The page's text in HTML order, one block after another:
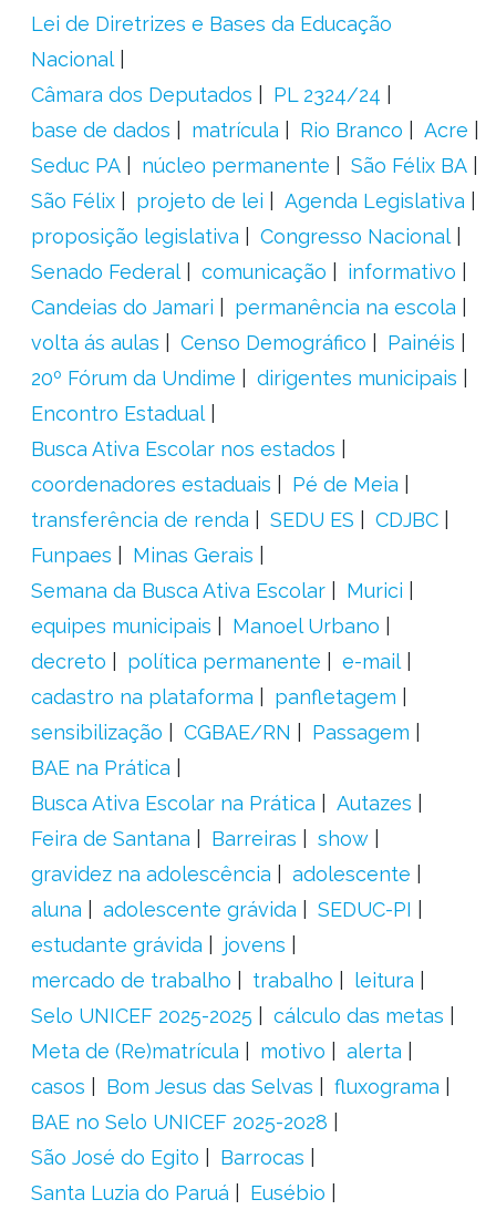
Lei de Diretrizes e Bases da Educação
Nacional
Câmara dos Deputados
PL 2324/24
base de dados
matrícula Rio Branco
Acre
Seduc PA
núcleo permanente
São Félix BA
São Félix
projeto de lei
Agenda Legislativa
proposição legislativa
Congresso Nacional
Senado Federal
comunicação
informativo
Candeias do Jamari
permanência na escola
volta ás aulas
Censo Demográfico
Painéis
20º Fórum da Undime
dirigentes municipais
Encontro Estadual
Busca Ativa Escolar nos estados
coordenadores estaduais
Pé de Meia
transferência de renda
SEDU ES
CDJBC
Funpaes
Minas Gerais
Semana da Busca Ativa Escolar
Murici
equipes municipais
Manoel Urbano
decreto
política permanente
e-mail
cadastro na plataforma
panfletagem
sensibilização
CGBAE/RN
Passagem
BAE na Prática
Busca Ativa Escolar na Prática
Autazes
Feira de Santana
Barreiras
show
gravidez na adolescência
adolescente
aluna
adolescente grávida
SEDUC-PI
estudante grávida
jovens
mercado de trabalho
trabalho
leitura
Selo UNICEF 2025-2025
cálculo das metas
Meta de (Re)matrícula
motivo
alerta
casos
Bom Jesus das Selvas
fluxograma
BAE no Selo UNICEF 2025-2028
São José do Egito
Barrocas
Santa Luzia do Paruá
Eusébio